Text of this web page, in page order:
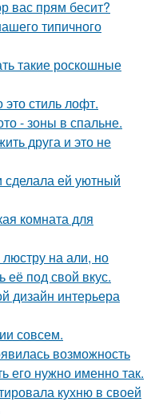
вас прям бесит?
типичного
такие роскошные
это стиль лофт.
- зоны в спальне.
друга и это не
ей уютный
комната для
на али, но
её под свой вкус.
дизайн интерьера
совсем.
возможность
его нужно именно так.
кухню в своей